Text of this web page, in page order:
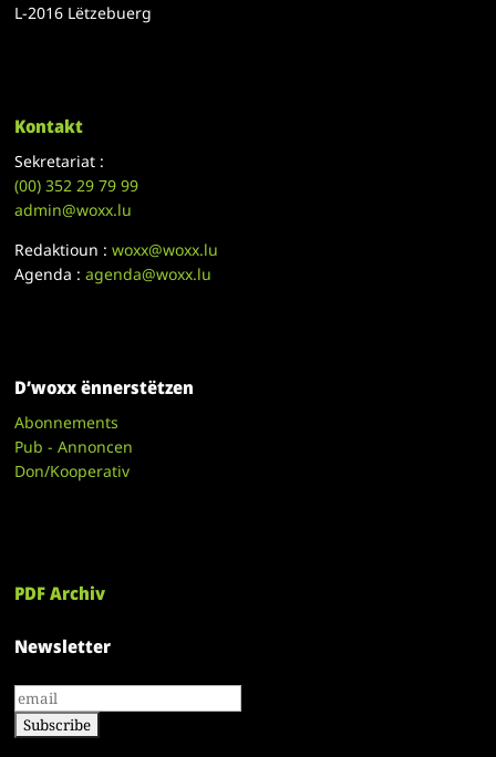
L-2016 Lëtzebuerg
Kontakt
Sekretariat :
(00)352 29 79 99
admin@woxx.lu
Redaktioun :woxx@woxx.lu
Agenda :agenda@woxx.lu
D’woxx ënnerstëtzen
Abonnements
Pub - Annoncen
Don/Kooperativ
PDF Archiv
Newsletter